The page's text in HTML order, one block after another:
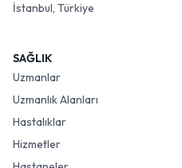
İstanbul, Türkiye
SAĞLIK
Uzmanlar
Uzmanlık Alanları
Hastalıklar
Hizmetler